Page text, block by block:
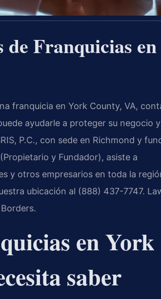
de Franquicias en
franquicia en York County, VA,
ayudarle a proteger su negocio
P.C., con sede en Richmond y
y Fundador), asiste a
y otros empresarios en toda la
ubicación al (888) 437-7747.
en York
saber